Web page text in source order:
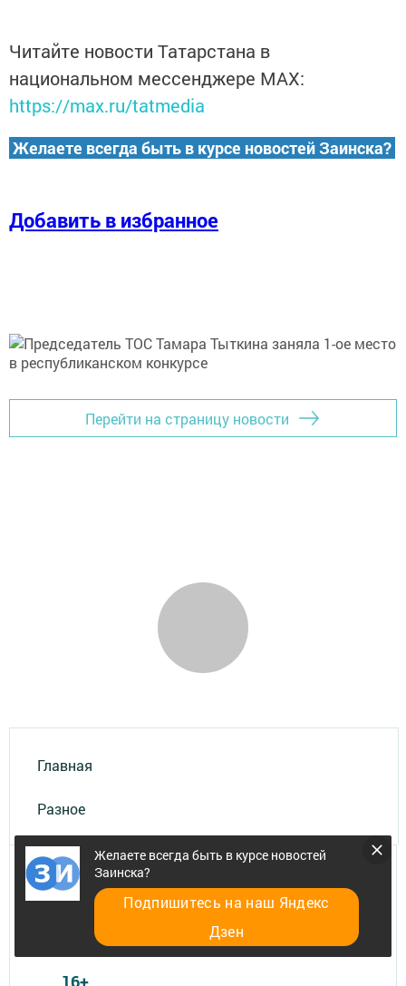
Читайте новости Татарстана в
национальном мессенджере MАХ:
https://max.ru/tatmedia
Желаете всегда быть в курсе новостей Заинска?
Добавить в избранное
Перейти на страницу новости
Главная
Разное
Желаете всегда быть в курсе новостей
Заинска?
Подпишитесь на наш Яндекс
Дзен
Телефон АО «ТАТМЕДИА»:(843) 222 09 84
16+